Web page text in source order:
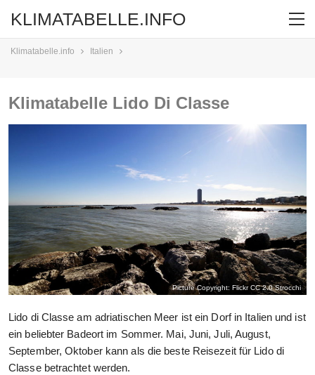
KLIMATABELLE.INFO
Klimatabelle.info Italien
Klimatabelle Lido Di Classe
Picture Copyright: Flickr CC 2.0Strocchi
Lido di Classe am adriatischen Meer ist ein Dorf in Italien und ist
ein beliebter Badeort im Sommer. Mai, Juni, Juli, August,
September, Oktober kann als die beste Reisezeit für Lido di
Classe betrachtet werden.